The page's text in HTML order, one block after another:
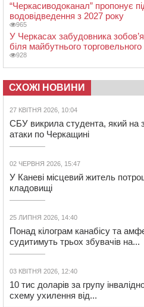
“Черкасиводоканал” пропонує
водовідведення з 2027 року
965
У Черкасах забудовника
біля майбутнього
928
СХОЖІ НОВИНИ
27 КВІТНЯ 2026, 10:04
СБУ викрила студента, який на
атаки по Черкащині
02 ЧЕРВНЯ 2026, 15:47
У Каневі місцевий житель
кладовищі
25 ЛИПНЯ 2026, 14:40
Понад кілограм канабісу та
судитимуть трьох збувачів на...
03 КВІТНЯ 2026, 12:40
10 тис доларів за групу
схему ухилення від...